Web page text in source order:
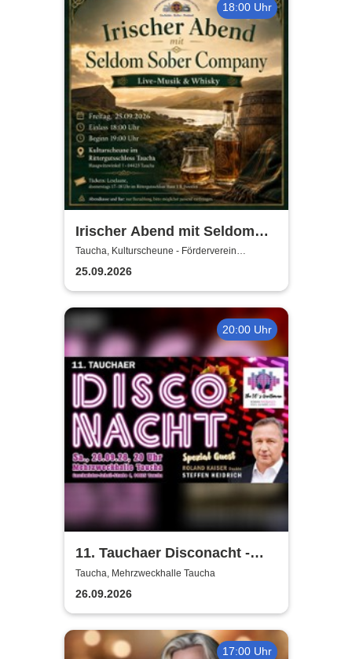
18:00 Uhr
Irischer Abend mit Seldom
Sober Company | Live-Musik
& Whisky in der
Kulturscheune Taucha
Taucha, Kulturscheune - Förderverein
Rittergutschloss Taucha e.V.
25.09.2026
20:00 Uhr
11. Tauchaer Disconacht -
Herbstedition
Taucha, Mehrzweckhalle Taucha
26.09.2026
17:00 Uhr